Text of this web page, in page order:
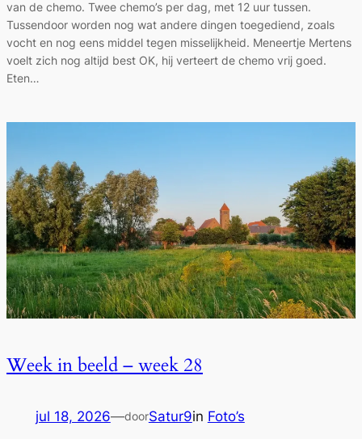
van de chemo. Twee chemo’s per dag, met 12 uur tussen.
Tussendoor worden nog wat andere dingen toegediend, zoals
vocht en nog eens middel tegen misselijkheid. Meneertje Mertens
voelt zich nog altijd best OK, hij verteert de chemo vrij goed.
Eten…
Week in beeld – week 28
jul 18, 2026—doorSatur9in Foto’s